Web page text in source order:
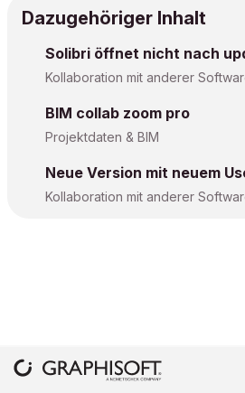
Dazugehöriger Inhalt
Solibri öffnet nicht nach
Kollaboration mit anderer
BIM collab zoom pro
Projektdaten & BIM
Neue Version mit neuem
Kollaboration mit anderer